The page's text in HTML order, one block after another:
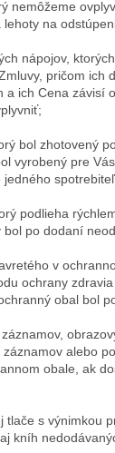
nemôžeme
na
nápojov,
pričom ich
a ich Cena závisí
bol zhotovený
vyrobený pre
podlieha
bol po dodaní
v
ochrany
obal bol
alebo
obale, ak
tlače s výnimkou
kníh